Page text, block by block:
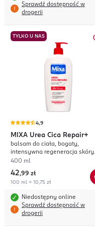
Sprawdź dostępność w
drogerii
TYLKO U NAS
4,9
MIXA Urea Cica Repair+
balsam do ciała, bogaty,
intensywna regeneracja skóry
bardzo suchej
400 ml
42,99 zł
100 ml = 10,75 zł
Niedostępny online
Sprawdź dostępność w
drogerii